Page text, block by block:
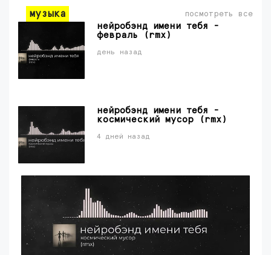
музыка посмотреть все
нейробэнд имени тебя -
февраль (rmx)
день назад
нейробэнд имени тебя -
космический мусор (rmx)
4 дней назад